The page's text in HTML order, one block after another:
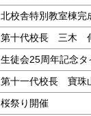
北校舎特別教室棟完
第十代校長 三木
生徒会25周年記念
第十一代校長 寶
桜祭り開催